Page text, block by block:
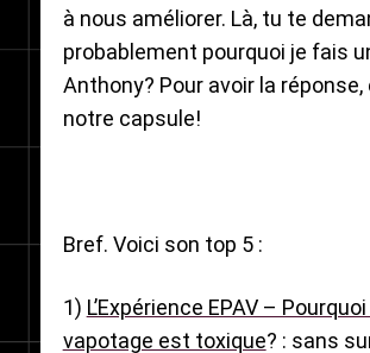
à nous améliorer. Là, tu te
probablement pourquoi je fais
Anthony? Pour avoir la
notre capsule!
Bref. Voici son top 5 :
1) L’Expérience EPAV –
vapotage est toxique? : sans